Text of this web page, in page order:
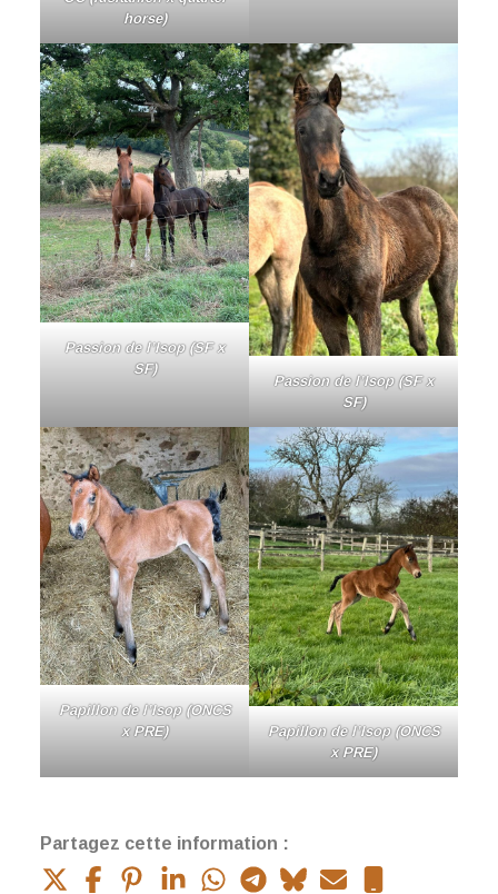
horse)
Passion de l’Isop (SF x
SF)
Passion de l’Isop (SF x
SF)
Papillon de l’Isop (ONCS
x PRE)
Papillon de l’Isop (ONCS
x PRE)
Partagez cette information :